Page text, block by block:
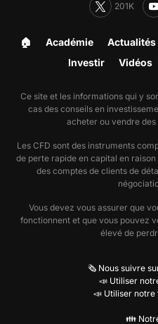
201K
🏠︎ Académie Actualités
Investir Vidéos
Ce site et les informations qui y
cas des conseils en
acheter ou vendre
Les CFD sont des instruments
de perte rapide en capital en
des comptes de clients de
Vous devez vous assurer que
fonctionnent et que vous pouvez
élevé de
🗞️ Nous suivre
📣 Utiliser
📣 Utiliser notre
👪